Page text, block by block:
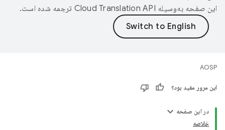
این صفحه به‌وسیله ترجمه شده است.
AOSP
این مرور مفید بود؟
در این صفحه
خلاصه